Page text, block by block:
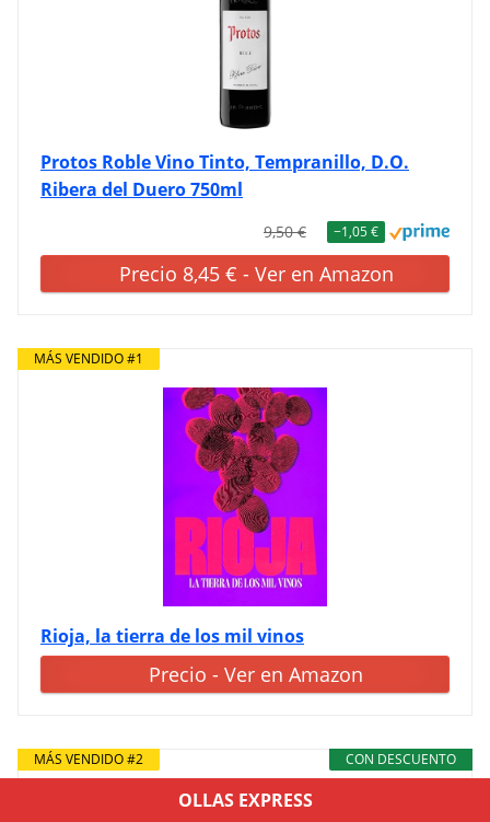
Protos Roble Vino Tinto, Tempranillo, D.O.
Ribera del Duero 750ml
9,50 € −1,05 €
Precio 8,45 € - Ver en Amazon
MÁS VENDIDO #1
Rioja, la tierra de los mil vinos
Precio - Ver en Amazon
CON DESCUENTO
MÁS VENDIDO #2
OLLAS EXPRESS